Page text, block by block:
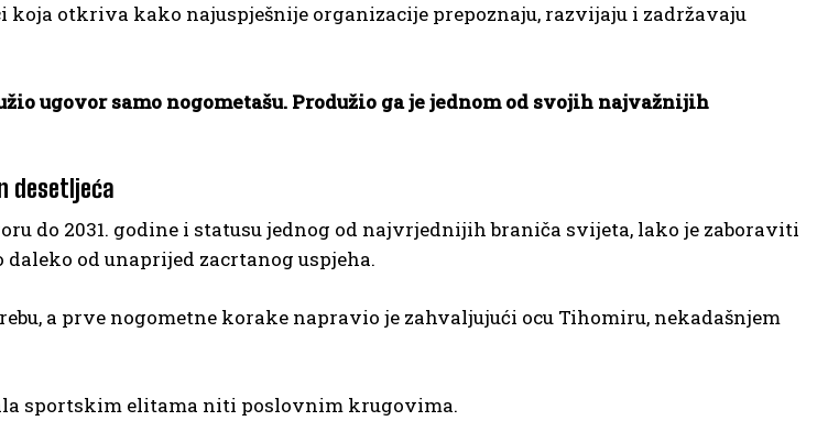
koja otkriva kako najuspješnije organizacije prepoznaju, razvijaju i zadržavaju
ugovor samo nogometašu. Produžio ga je jednom od svojih najvažnijih
desetljeća
do 2031. godine i statusu jednog od najvrjednijih braniča svijeta, lako je zaboraviti
od unaprijed zacrtanog uspjeha.
a prve nogometne korake napravio je zahvaljujući ocu Tihomiru, nekadašnjem
sportskim elitama niti poslovnim krugovima.